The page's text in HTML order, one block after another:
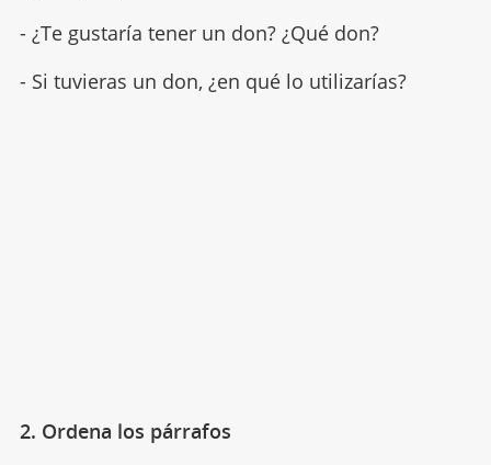
- ¿Te gustaría tener un don? ¿Qué don?
- Si tuvieras un don, ¿en qué lo utilizarías?
2. Ordena los párrafos